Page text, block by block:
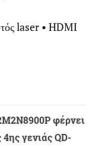
laser • HDMI
φέρνει
γενιάς QD-